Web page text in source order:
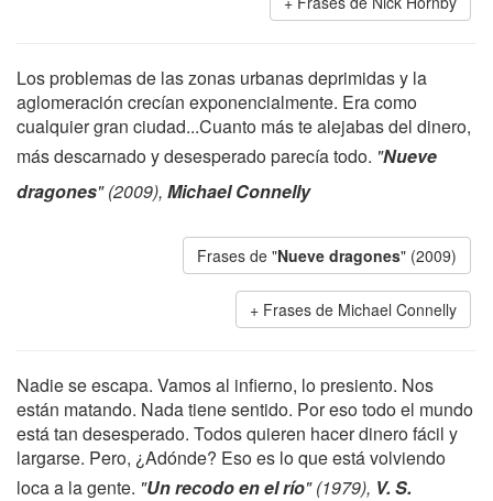
Los problemas de las zonas urbanas deprimidas y la
aglomeración crecían exponencialmente. Era como
cualquier gran ciudad...Cuanto más te alejabas del dinero,
más descarnado y desesperado parecía todo. "Nueve
dragones" (2009), Michael Connelly
Frases de "Nueve dragones" (2009)
Frases de Michael Connelly
Nadie se escapa. Vamos al infierno, lo presiento. Nos
están matando. Nada tiene sentido. Por eso todo el mundo
está tan desesperado. Todos quieren hacer dinero fácil y
largarse. Pero, ¿Adónde? Eso es lo que está volviendo
loca a la gente. "Un recodo en el río" (1979), V. S.